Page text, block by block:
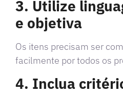
3. Utilize
e objetiva
Os itens precisam ser
facilmente por todos os
4. Inclua